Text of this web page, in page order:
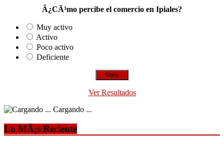
Â¿CÃ³mo percibe el comercio en Ipiales?
Muy activo
Activo
Poco activo
Deficiente
Ver Resultados
Cargando ...
Lo MÃ¡s Reciente